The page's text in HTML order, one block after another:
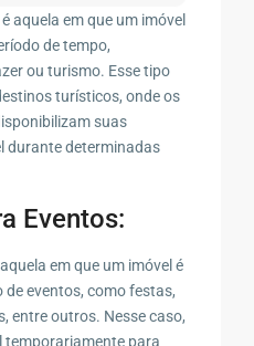
aquela em que um imóvel
de tempo,
ou turismo. Esse tipo
turísticos, onde os
suas
durante determinadas
Eventos:
em que um imóvel é
eventos, como festas,
entre outros. Nesse caso,
temporariamente para